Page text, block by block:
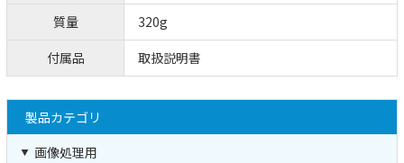
質量
320g
付属品
取扱説明書
製品カテゴリ
画像処理用